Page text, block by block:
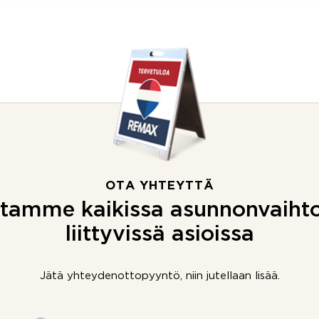
OTA YHTEYTTÄ
kaikissa
liittyvissä asioissa
Jätä yhteydenottopyyntö, niin jutellaan lisää.